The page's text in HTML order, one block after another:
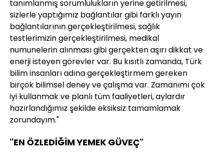
tanımlanmış sorumlulukların yerine getirilmesi,
sizlerle yaptığımız bağlantılar gibi farklı yayın
bağlantılarının gerçekleştirilmesi, sağlık
testlerimizin gerçekleştirilmesi, medikal
numunelerin alınması gibi gerçekten aşırı dikkat ve
enerji isteyen görevler var. Bu kısıtlı zamanda, Türk
bilim insanları adına gerçekleştirmem gereken
birçok bilimsel deney ve çalışma var. Zamanımı çok
iyi kullanmak ve planlı tüm faaliyetleri, aylardır
hazırlandığımız şekilde eksiksiz tamamlamak
zorundayım."
"EN ÖZLEDİĞİM YEMEK GÜVEÇ"